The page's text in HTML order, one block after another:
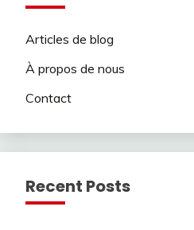
Articles de blog
À propos de nous
Contact
Recent Posts